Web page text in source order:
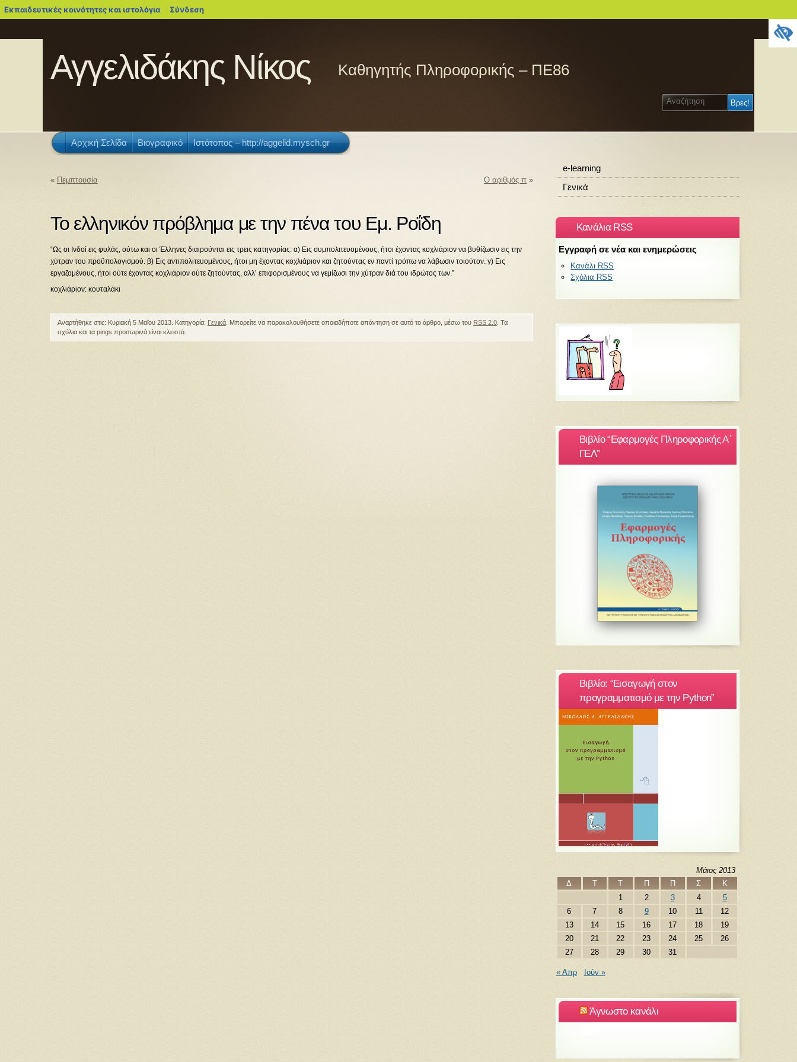
Εκπαιδευτικές κοινότητες και ιστολόγια blogs.sch.gr
Σύνδεση
Αγγελιδάκης Νίκος Καθηγητής Πληροφορικής – ΠΕ86
Αρχική Σελίδα Βιογραφικό Ιστότοπος – http://aggelid.mysch.gr
« Πεμπτουσία Ο αριθμός π »
Το ελληνικόν πρόβλημα με την πένα του Εμ. Ροΐδη
“Ως οι Ινδοί εις φυλάς, ούτω και οι Έλληνες διαιρούνται εις τρεις κατηγορίας: α) Εις συμπολιτευομένους, ήτοι έχοντας κοχλιάριον να βυθίζωσιν εις την
χύτραν του προϋπολογισμού. β) Εις αντιπολιτευομένους, ήτοι μη έχοντας κοχλιάριον και ζητούντας εν παντί τρόπω να λάβωσιν τοιούτον. γ) Εις
εργαζομένους, ήτοι ούτε έχοντας κοχλιάριον ούτε ζητούντας, αλλ’ επιφορισμένους να γεμίζωσι την χύτραν διά του ιδρώτος των.”
κοχλιάριον: κουταλάκι
Αναρτήθηκε στις: Κυριακή 5 Μαΐου 2013. Κατηγορία: Γενικά. Μπορείτε να παρακολουθήσετε οποιαδήποτε απάντηση σε αυτό το άρθρο, μέσω του RSS 2.0. Τα
σχόλια και τα pings προσωρινά είναι κλειστά.
e-learning
Γενικά
Κανάλια RSS
Εγγραφή σε νέα και ενημερώσεις
Κανάλι RSS
Σχόλια RSS
Βιβλίο “Εφαρμογές Πληροφορικής Α΄
ΓΕΛ”
Βιβλίο: “Εισαγωγή στον
προγραμματισμό με την Python”
Μάιος 2013
Δ
Τ Τ Π Π Σ
Κ
1
2 3 4
5
6
7 8 9 10 11
12
13
14 15 16 17 18
19
20
21 22 23 24 25
26
27
28 29 30 31
« Απρ Ιούν »
Άγνωστο κανάλι